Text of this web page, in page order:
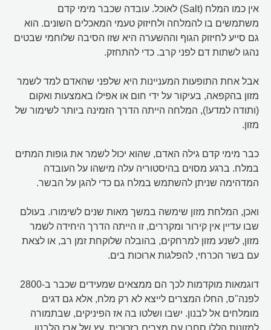
אין כמו המלח (Salt) לאוכל. עובדה שכבר מימי קדם
משתמשים בו להמלחה ולחיזוק טעמי המאכלים השונים. הוא
גם סייע לחיזוק הגוף וההשערה היא שזו הסיבה שלוחמי שבטים
נהגו לשתות דם לפני קרב. כדי להתחזק.
אבל אחת התופעות המעניינות היא שלפני שהאדם למד לשמר
מזון בהקפאה, בעיקור על ידי חום או אפילו באמצעות ואקום
(ותודה למדע!), המלחה הייתה הדרך הזמינה ביותר לשימור של
מזון.
כבר מימי קדם גילה האדם, שהוא יכול לשמר את גופות המתים
במלח. ברגע מסוים בהיסטוריה עלה מישהו על העובדה
המדהימה שניתן להשתמש במלח גם כדי להגן על הבשר.
ואכן, המלחת מזון שימשה במשך מאות שנים לשימורו. בעולם
שבו עדיין אין קירור ומקררים, זו הייתה הדרך היחידה לשמר
מזון, לשנע מזון למרחקים, בהובלה שלוקחת זמן רב, או לצאת
עם בשר הכרחי, להפלגות ארוכות בים.
דוגמאות מוקדמות לכך הם ממצאים שמעידים שכבר ב-2800
לפנה"ס, החלו המצרים לייצא לא רק מלח, אלא גם דגים
מומלחים אל לבנון. ישבו ושלטו בה אז הפיניקים, שבתמורה
למזונות הללו סחרו עם מצרים בזכוכית, עץ של ארז הלבנון